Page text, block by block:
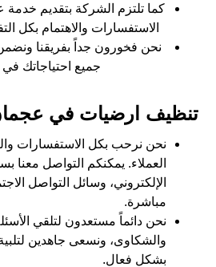
كما تلتزم الشركة بتقديم خدمة
الاستفسارات والاهتمام بكل
نحن فخورون جداً بفريقنا
جميع احتياجاتك في
تنظيف ارضيات في
نحن نرحب بكل الاستفسارات
العملاء. يمكنكم التواصل معنا
الإلكتروني، وسائل التواصل
مباشرة.
نحن دائماً مستعدون لتلقي
والشكاوى، ونسعى جاهدين
بشكل فعال.